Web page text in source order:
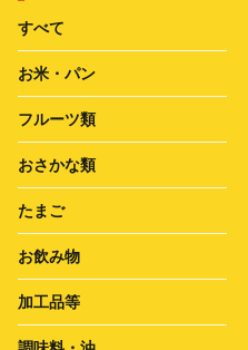
すべて
お米・パン
フルーツ類
おさかな類
たまご
お飲み物
加工品等